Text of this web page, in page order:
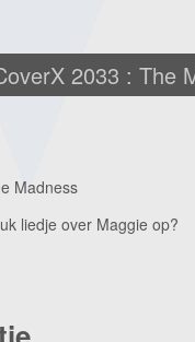
2033 : The
Madness
liedje over Maggie op?